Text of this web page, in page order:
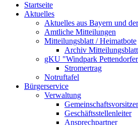
Startseite
Aktuelles
Aktuelles aus Bayern und
Amtliche Mitteilungen
Mitteilungsblatt / Heimatbote
Archiv Mitteilungsblatt
gKU "Windpark
Stromertrag
Notruftafel
Bürgerservice
Verwaltung
Geschäftsstellenleiter
Ansprechpartner